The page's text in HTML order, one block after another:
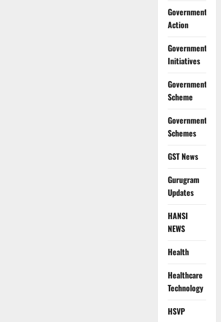
Government
Action
Government
Initiatives
Government
Scheme
Government
Schemes
GST News
Gurugram
Updates
HANSI
NEWS
Health
Healthcare
Technology
HSVP